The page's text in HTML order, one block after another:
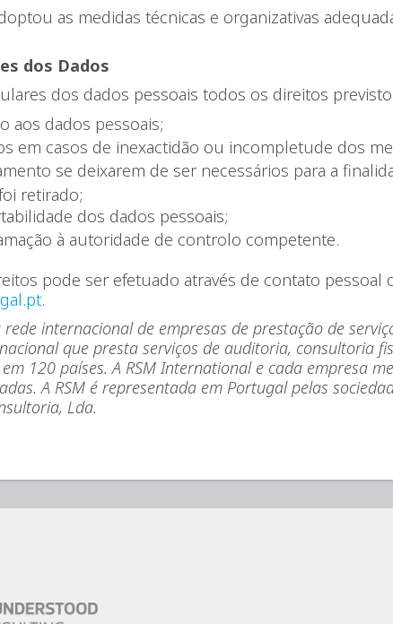
as medidas técnicas e organizativas
dos Dados
dos dados pessoais todos os direitos
aos dados pessoais;
em casos de inexactidão ou incompletude dos
se deixarem de ser necessários para a
retirado;
dos dados pessoais;
à autoridade de controlo competente.
pode ser efetuado através de contato pessoal
.
rede internacional de empresas de prestação de
que presta serviços de auditoria, consultoria
120 países. A RSM International e cada empresa
A RSM é representada em Portugal pelas
Lda.